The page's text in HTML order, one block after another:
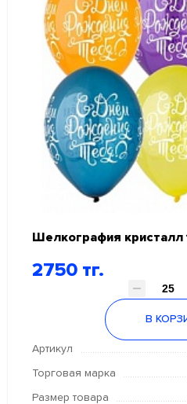
Шелкография
2750 тг.
В
Артикул
Торговая марка
Размер товара